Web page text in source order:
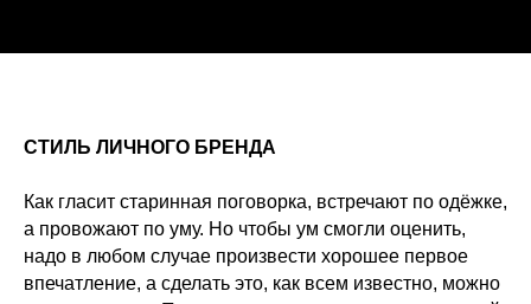
СТИЛЬ ЛИЧНОГО БРЕНДА
Как гласит старинная поговорка, встречают по одёжке,
а провожают по уму. Но чтобы ум смогли оценить,
надо в любом случае произвести хорошее первое
впечатление, а сделать это, как всем известно, можно